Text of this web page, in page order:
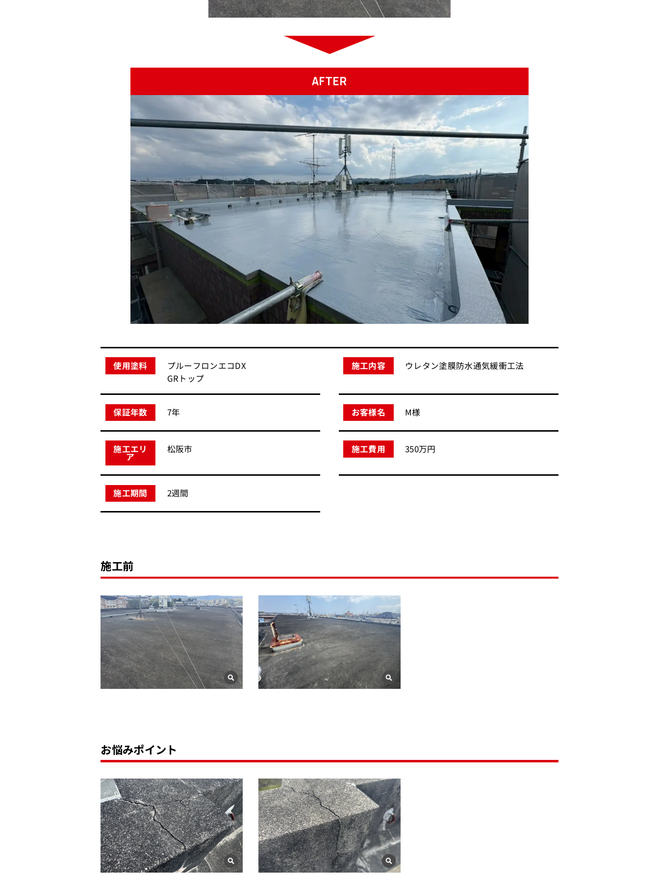
AFTER
使用塗料
プルーフロンエコDX
GRトップ
施工内容 ウレタン塗膜防水通気緩衝工法
保証年数 7年 お客様名 M様
施工エリ
ア
松阪市 施工費用 350万円
施工期間 2週間
施工前
お悩みポイント